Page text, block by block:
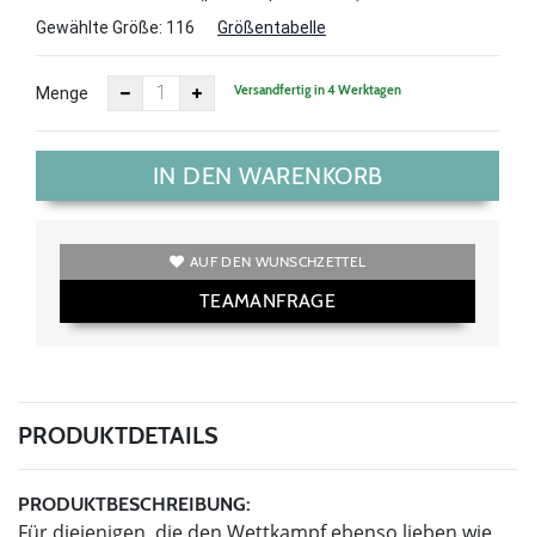
Gewählte Größe: 116 Größentabelle
Menge Versandfertig in 4 Werktagen
IN DEN WARENKORB
AUF DEN WUNSCHZETTEL
TEAMANFRAGE
PRODUKTDETAILS
PRODUKTBESCHREIBUNG: